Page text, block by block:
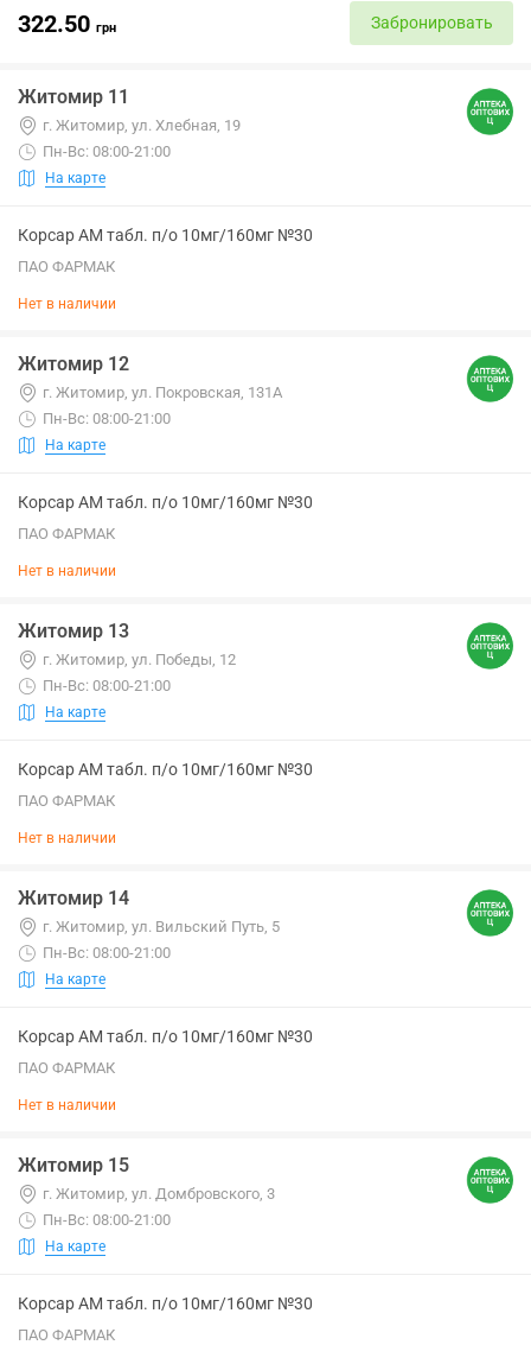
322.50 грн Забронировать
Житомир 11
г. Житомир, ул. Хлебная, 19
Пн-Вс: 08:00-21:00
На карте
Корсар АМ табл. п/о 10мг/160мг №30
ПАО ФАРМАК
Нет в наличии
Житомир 12
г. Житомир, ул. Покровская, 131А
Пн-Вс: 08:00-21:00
На карте
Корсар АМ табл. п/о 10мг/160мг №30
ПАО ФАРМАК
Нет в наличии
Житомир 13
г. Житомир, ул. Победы, 12
Пн-Вс: 08:00-21:00
На карте
Корсар АМ табл. п/о 10мг/160мг №30
ПАО ФАРМАК
Нет в наличии
Житомир 14
г. Житомир, ул. Вильский Путь, 5
Пн-Вс: 08:00-21:00
На карте
Корсар АМ табл. п/о 10мг/160мг №30
ПАО ФАРМАК
Нет в наличии
Житомир 15
г. Житомир, ул. Домбровского, 3
Пн-Вс: 08:00-21:00
На карте
Корсар АМ табл. п/о 10мг/160мг №30
ПАО ФАРМАК